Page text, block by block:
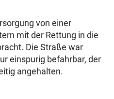
von einer
mit der Rettung in die
Die Straße war
einspurig befahrbar, der
angehalten.